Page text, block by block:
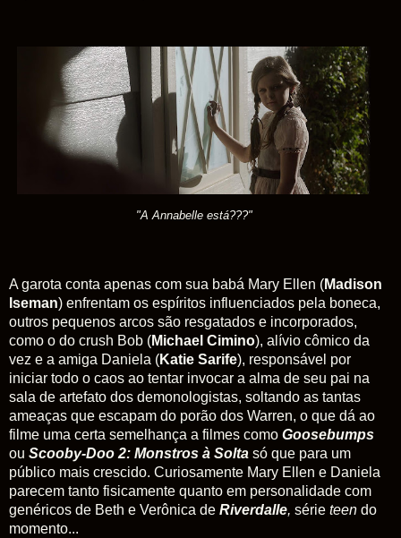
"A Annabelle está???"
A garota conta apenas com sua babá Mary Ellen (Madison
Iseman) enfrentam os espíritos influenciados pela boneca,
outros pequenos arcos são resgatados e incorporados,
como o do crush Bob (Michael Cimino), alívio cômico da
vez e a amiga Daniela (Katie Sarife), responsável por
iniciar todo o caos ao tentar invocar a alma de seu pai na
sala de artefato dos demonologistas, soltando as tantas
ameaças que escapam do porão dos Warren, o que dá ao
filme uma certa semelhança a filmes como Goosebumps
ou Scooby-Doo 2: Monstros à Solta só que para um
público mais crescido. Curiosamente Mary Ellen e Daniela
parecem tanto fisicamente quanto em personalidade com
genéricos de Beth e Verônica de Riverdalle, série teen do
momento...